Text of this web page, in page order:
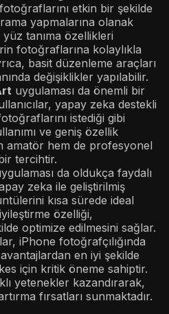
etkin bir şekilde
yapmalarına olanak
yüz tanıma özellikleri
fotoğraflarına kolaylıkla
basit düzenleme araçları
değişiklikler yapılabilir.
uygulaması da önemli bir
yapay zeka destekli
istediği gibi
ve geniş özellik
amatör hem de profesyonel
tercihtir.
da oldukça faydalı
zeka ile geliştirilmiş
kısa sürede ideal
özelliği,
optimize edilmesini sağlar.
iPhone fotoğrafçılığında
en iyi şekilde
için kritik öneme sahiptir.
yetenekler kazandırarak,
fırsatları sunmaktadır.